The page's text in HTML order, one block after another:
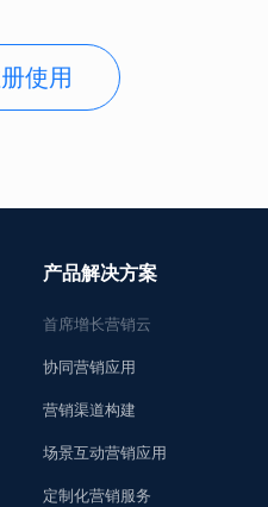
使用
产品解决方案
首席增长营销云
协同营销应用
营销渠道构建
场景互动营销应用
定制化营销服务